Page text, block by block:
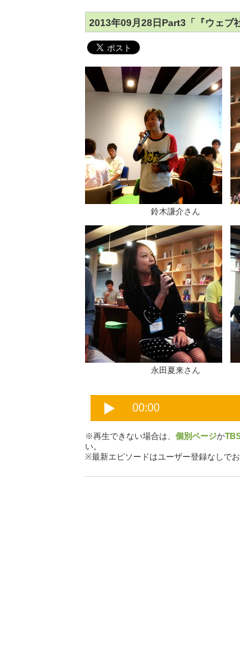
2013年09月28日Part3「『ウェブ
鈴木謙介さん
永田夏来さん
※再生できない場合は、 個別ページか
い。
※最新エピソードはユーザー登録なしでお